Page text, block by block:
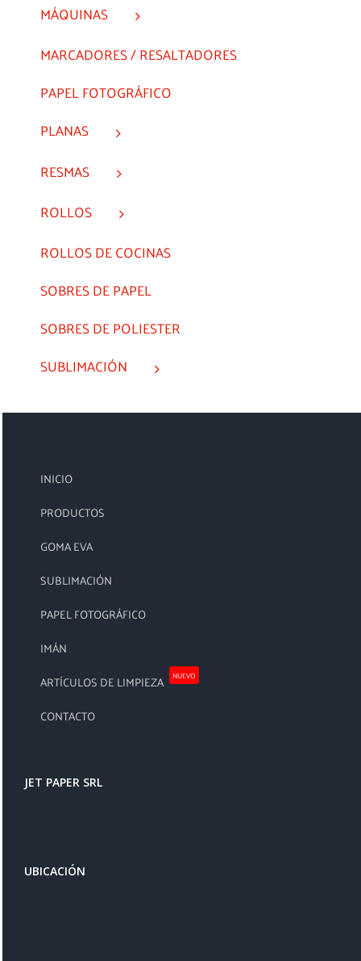
MÁQUINAS
MARCADORES / RESALTADORES
PAPEL FOTOGRÁFICO
PLANAS
RESMAS
ROLLOS
ROLLOS DE COCINAS
SOBRES DE PAPEL
SOBRES DE POLIESTER
SUBLIMACIÓN
INICIO
PRODUCTOS
GOMA EVA
SUBLIMACIÓN
PAPEL FOTOGRÁFICO
IMÁN
ARTÍCULOS DE LIMPIEZA
NUEVO
CONTACTO
JET PAPER SRL
UBICACIÓN